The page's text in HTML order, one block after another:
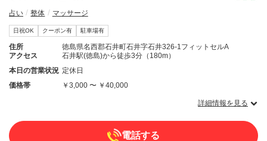
占い 整体 マッサージ
日祝OK クーポン有 駐車場有
住所
徳島県名西郡石井町石井字石井326-1フィットセルA
アクセス
石井駅(徳島)から徒歩3分（180m）
本日の営業状況 定休日
価格帯
￥3,000 〜 ￥40,000
詳細情報を見る
電話する